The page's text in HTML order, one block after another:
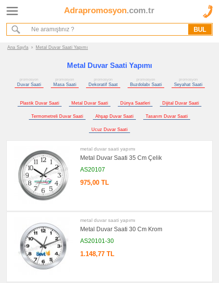
Adrapromosyon.com.tr
Ana Sayfa › Metal Duvar Saati Yapımı
Metal Duvar Saati Yapımı
promosyon
Duvar Saati
promosyon
Masa Saati
promosyon
Dekoratif Saat
promosyon
Buzdolabı Saati
promosyon
Seyahat Saati
Plastik Duvar Saati Metal Duvar Saati Dünya Saatleri Dijital Duvar Saati
Termometreli Duvar Saati Ahşap Duvar Saati Tasarım Duvar Saati
Ucuz Duvar Saati
metal duvar saati yapımı
Metal Duvar Saati 35 Cm Çelik
AS20107
975,00 TL
metal duvar saati yapımı
Metal Duvar Saati 30 Cm Krom
AS20101-30
1.148,77 TL
Ana Sayfa
Hakkımızda
Kurumsal Hizmet Akışımız
Promosyon
Saat
promosyon
Masa
Saati
promosyon
Dekoratif
Saat
promosyon
promosyon
Seyahat
Saati
promosyon
Tüm
Ürünleri
Gör